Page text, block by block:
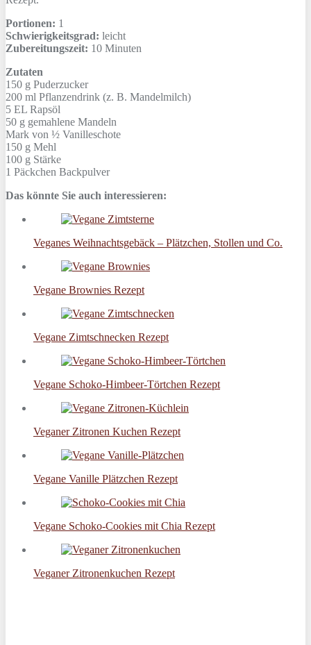
Portionen: 1
Schwierigkeitsgrad: leicht
Zubereitungszeit: 10 Minuten
Zutaten
150 g Puderzucker
200 ml Pflanzendrink (z. B. Mandelmilch)
5 EL Rapsöl
50 g gemahlene Mandeln
Mark von ½ Vanilleschote
150 g Mehl
100 g Stärke
1 Päckchen Backpulver
Das könnte Sie auch interessieren:
Veganes Weihnachtsgebäck – Plätzchen, Stollen und Co.
Vegane Brownies Rezept
Vegane Zimtschnecken Rezept
Vegane Schoko-Himbeer-Törtchen Rezept
Veganer Zitronen Kuchen Rezept
Vegane Vanille Plätzchen Rezept
Vegane Schoko-Cookies mit Chia Rezept
Veganer Zitronenkuchen Rezept